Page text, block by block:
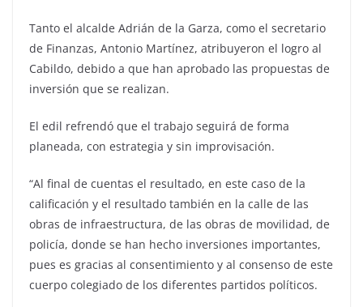
Tanto el alcalde Adrián de la Garza, como el secretario
de Finanzas, Antonio Martínez, atribuyeron el logro al
Cabildo, debido a que han aprobado las propuestas de
inversión que se realizan.
El edil refrendó que el trabajo seguirá de forma
planeada, con estrategia y sin improvisación.
“Al final de cuentas el resultado, en este caso de la
calificación y el resultado también en la calle de las
obras de infraestructura, de las obras de movilidad, de
policía, donde se han hecho inversiones importantes,
pues es gracias al consentimiento y al consenso de este
cuerpo colegiado de los diferentes partidos políticos.